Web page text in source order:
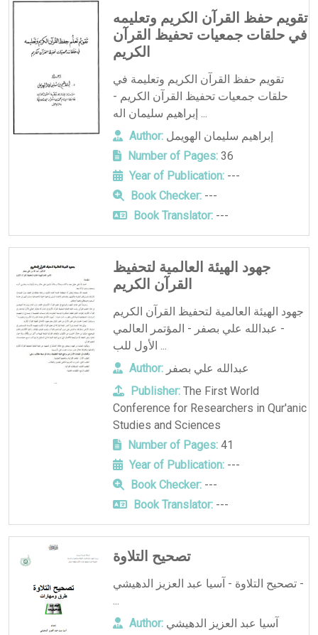
تقويم حفظ القرآن الكريم وتعليمه
في حلقات جمعيات تحفيظ القرآن
الكريم
تقويم حفظ القرآن الكريم وتعليمة في
حلقات جمعيات تحفيظ القرآن الكريم -
إبراهيم سليمان اله ...
Author: إبراهيم سليمان الهويمل
Number of Pages:36
Year of Publication:---
Book Checker:---
Book Translator:---
جهود الهيئة العالمية لتحفيظ
القرآن الكريم
جهود الهيئة العالمية لتحفيظ القرآن الكريم
- عبدالله علي بصفر - المؤتمر العالمي
الأول للب ...
Author: عبدالله علي بصفر
Publisher: The First World
Conference for Researchers in Qur'anic
Studies and Sciences
Number of Pages:41
Year of Publication:---
Book Checker:---
Book Translator:---
تصحيح التلاوة
تصحيح التلاوة - آسيا عبد العزيز الدهيشي -
...
Author: آسيا عبد العزيز الدهيشي